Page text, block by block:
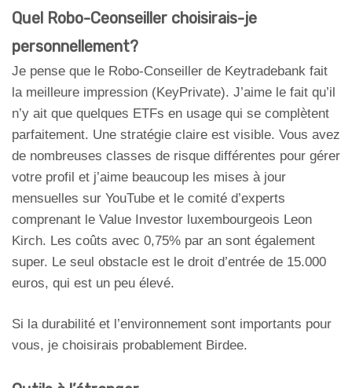
Quel Robo-Ceonseiller choisirais-je
personnellement?
Je pense que le Robo-Conseiller de Keytradebank fait
la meilleure impression (KeyPrivate). J’aime le fait qu’il
n’y ait que quelques ETFs en usage qui se complètent
parfaitement. Une stratégie claire est visible. Vous avez
de nombreuses classes de risque différentes pour gérer
votre profil et j’aime beaucoup les mises à jour
mensuelles sur YouTube et le comité d’experts
comprenant le Value Investor luxembourgeois Leon
Kirch. Les coûts avec 0,75% par an sont également
super. Le seul obstacle est le droit d’entrée de 15.000
euros, qui est un peu élevé.
Si la durabilité et l’environnement sont importants pour
vous, je choisirais probablement Birdee.